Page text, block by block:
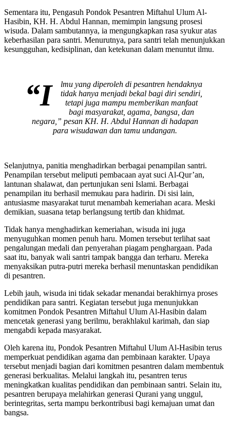
Sementara itu, Pengasuh Pondok Pesantren Miftahul Ulum Al-
Hasibin, KH. H. Abdul Hannan, memimpin langsung prosesi
wisuda. Dalam sambutannya, ia mengungkapkan rasa syukur atas
keberhasilan para santri. Menurutnya, para santri telah menunjukkan
kesungguhan, kedisiplinan, dan ketekunan dalam menuntut ilmu.
“I
lmu yang diperoleh di pesantren hendaknya
tidak hanya menjadi bekal bagi diri sendiri,
tetapi juga mampu memberikan manfaat
bagi masyarakat, agama, bangsa, dan
negara,” pesan KH. H. Abdul Hannan di hadapan
para wisudawan dan tamu undangan.
Selanjutnya, panitia menghadirkan berbagai penampilan santri.
Penampilan tersebut meliputi pembacaan ayat suci Al-Qur’an,
lantunan shalawat, dan pertunjukan seni Islami. Berbagai
penampilan itu berhasil memukau para hadirin. Di sisi lain,
antusiasme masyarakat turut menambah kemeriahan acara. Meski
demikian, suasana tetap berlangsung tertib dan khidmat.
Tidak hanya menghadirkan kemeriahan, wisuda ini juga
menyuguhkan momen penuh haru. Momen tersebut terlihat saat
pengalungan medali dan penyerahan piagam penghargaan. Pada
saat itu, banyak wali santri tampak bangga dan terharu. Mereka
menyaksikan putra-putri mereka berhasil menuntaskan pendidikan
di pesantren.
Lebih jauh, wisuda ini tidak sekadar menandai berakhirnya proses
pendidikan para santri. Kegiatan tersebut juga menunjukkan
komitmen Pondok Pesantren Miftahul Ulum Al-Hasibin dalam
mencetak generasi yang berilmu, berakhlakul karimah, dan siap
mengabdi kepada masyarakat.
Oleh karena itu, Pondok Pesantren Miftahul Ulum Al-Hasibin terus
memperkuat pendidikan agama dan pembinaan karakter. Upaya
tersebut menjadi bagian dari komitmen pesantren dalam membentuk
generasi berkualitas. Melalui langkah itu, pesantren terus
meningkatkan kualitas pendidikan dan pembinaan santri. Selain itu,
pesantren berupaya melahirkan generasi Qurani yang unggul,
berintegritas, serta mampu berkontribusi bagi kemajuan umat dan
bangsa.